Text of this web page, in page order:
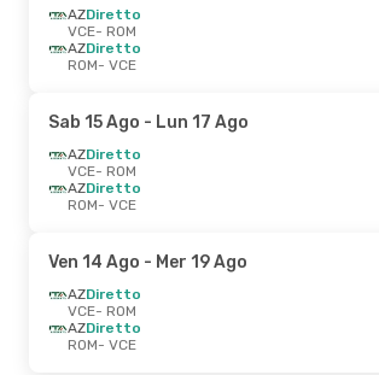
AZDiretto
VCE- ROM
AZDiretto
ROM- VCE
Sab 15 Ago - Lun 17 Ago
AZDiretto
VCE- ROM
AZDiretto
ROM- VCE
Ven 14 Ago - Mer 19 Ago
AZDiretto
VCE- ROM
AZDiretto
ROM- VCE